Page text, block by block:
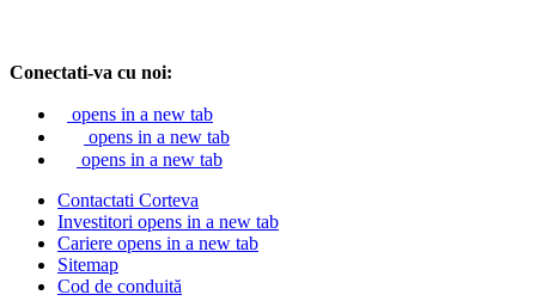
Conectati-va cu noi:
opens in a new tab
opens in a new tab
opens in a new tab
Contactati Corteva
Investitori opens in a new tab
Cariere opens in a new tab
Sitemap
Cod de conduită